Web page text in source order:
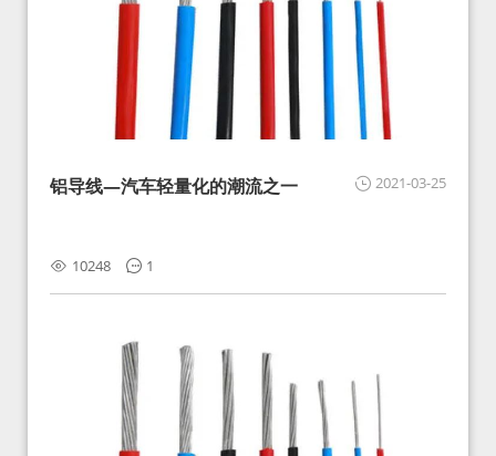
2021-03-25
铝导线—汽车轻量化的潮流之一
10248 1